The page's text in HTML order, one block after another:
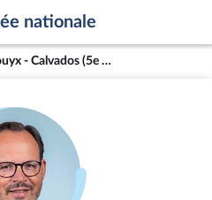
nationale
M. Bertrand Bouyx - Calvados (5e circonscription)